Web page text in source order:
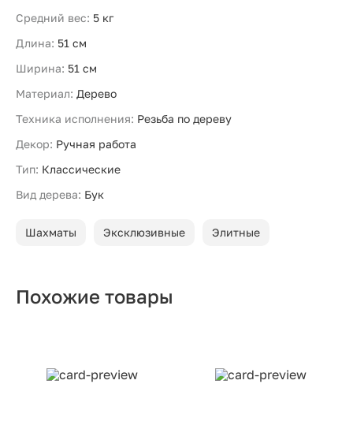
Средний вес: 5 кг
Длина: 51 см
Ширина: 51 см
Материал: Дерево
Техника исполнения: Резьба по дереву
Декор: Ручная работа
Тип: Классические
Вид дерева: Бук
Шахматы Эксклюзивные Элитные
Похожие товары